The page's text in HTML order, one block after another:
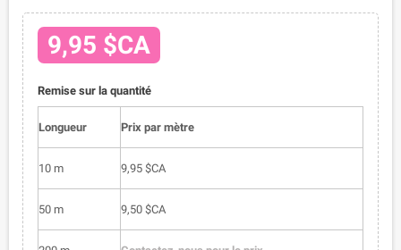
9,95 $CA
Remise sur la quantité
Longueur Prix par mètre
10 m 9,95 $CA
50 m 9,50 $CA